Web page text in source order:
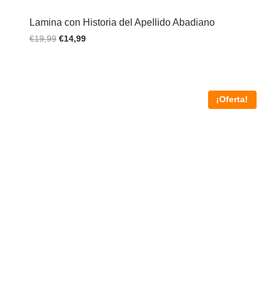
Lamina con Historia del Apellido Abadiano
€19,99 €14,99
¡Oferta!